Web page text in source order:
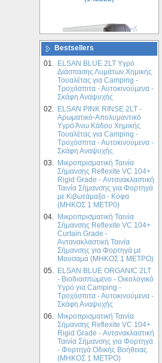
208.68€
151.22€
Γερμανική Σχάρα Οροφής Atera
τύπου SIGNO ASR RailRack με
Ράβδους Αλουμινίου (Oval)
AEROBARS για Skoda Octavia
Scout with rails 03/07- (042222)
208.68€
151.22€
LED Signal UFO Τ.R.I System -
Πορτοκαλί - Εξωτερικό ή
Εσωτερικό LED Προειδοποιητικό
Φωτιστικό Κίτ - Σετ των δύο (2)
φωτιστικών με τροφοδοτική
μονάδα
Bestsellers
01. ELSAN BLUE 2LT Yγρό
Διάσπασης Λυμάτων Χημικής
Τουαλέτας για Camping -
Τροχόσπιτα - Αυτοκινούμενα -
Σκάφη Αναψυχής
02. ELSAN PINK RINSE 2LT -
Αρωματικό-Απολυμαντικό
Yγρό Άνω Κάδου Χημικής
Τουαλέτας για Camping -
Τροχόσπιτα - Αυτοκινούμενα -
Σκάφη Αναψυχής
03. Μικροπρισματική Ταινία
Σήμανσης Reflexite VC 104+
Rigid Grade - Αντανακλαστική
Ταινία Σήμανσης για Φορτηγά
με Κιβωτάμαξα - Κόφα
(MHKOΣ 1 ΜΕΤΡ0)
04. Μικροπρισματική Ταινία
Σήμανσης Reflexite VC 104+
Curtain Grade -
Αντανακλαστική Ταινία
Σήμανσης για Φορτηγά με
Μουσαμά (ΜΗΚΟΣ 1 ΜΕΤΡΟ)
05. ELSAN BLUE ORGANIC 2LT
- Βιοδιασπώμενο - Οικολογικό
Yγρό για Camping -
Τροχόσπιτα - Αυτοκινούμενα -
Σκάφη Αναψυχής
06. Μικροπρισματική Ταινία
Σήμανσης Reflexite VC 104+
Rigid Grade - Αντανακλαστική
Ταινία Σήμανσης για Φορτηγά
- Φορτηγά Οδικής Βοήθειας
(ΜΗΚΟΣ 1 ΜΕΤΡΟ)